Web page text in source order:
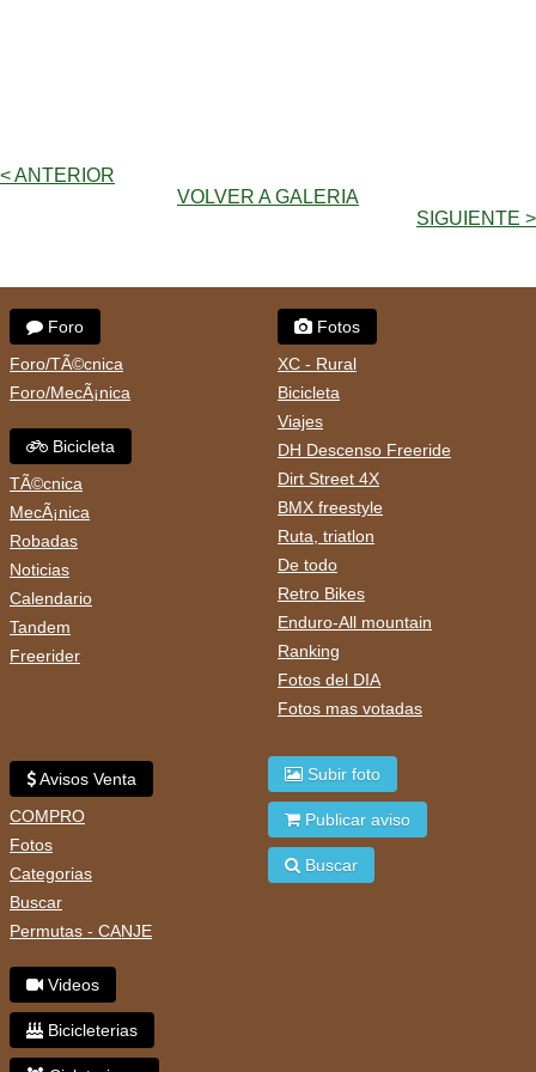
< ANTERIOR
VOLVER A GALERIA
SIGUIENTE >
Foro
Foro/TÃ©cnica
Foro/MecÃ¡nica
Bicicleta
TÃ©cnica
MecÃ¡nica
Robadas
Noticias
Calendario
Tandem
Freerider
Fotos
XC - Rural
Bicicleta
Viajes
DH Descenso Freeride
Dirt Street 4X
BMX freestyle
Ruta, triatlon
De todo
Retro Bikes
Enduro-All mountain
Ranking
Fotos del DIA
Fotos mas votadas
Avisos Venta
COMPRO
Fotos
Categorias
Buscar
Permutas - CANJE
Videos
Bicicleterias
Subir foto
Publicar aviso
Buscar